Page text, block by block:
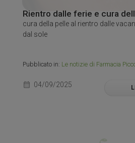
Rientro dalle ferie e cura
cura della pelle al rientro dalle
dal sole
Pubblicato in: Le notizie di Farmacia
calendar_month 04/09/2025